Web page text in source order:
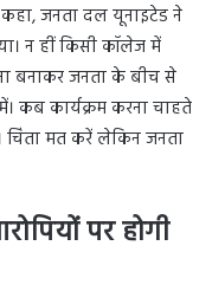
जनता दल यूनाइटेड ने
न हीं किसी कॉलेज में
बनाकर जनता के बीच से
कब कार्यक्रम करना चाहते
चिंता मत करें लेकिन जनता
पर होगी